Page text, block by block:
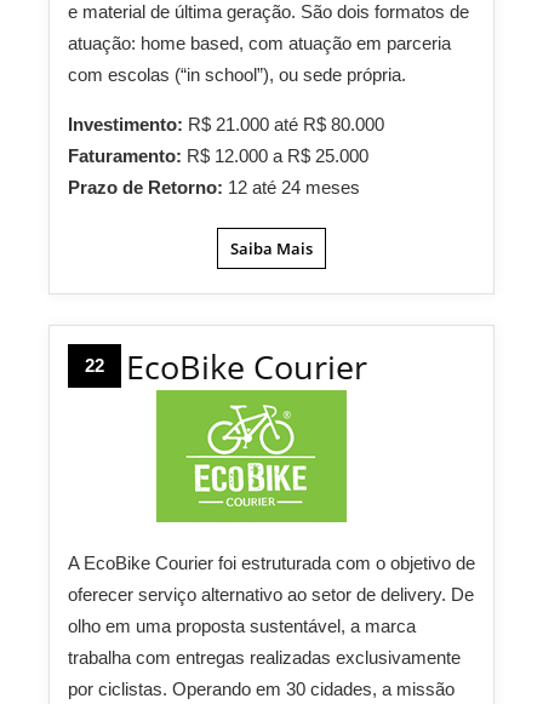
e material de última geração. São dois formatos de
atuação: home based, com atuação em parceria
com escolas (“in school”), ou sede própria.
Investimento: R$ 21.000 até R$ 80.000
Faturamento: R$ 12.000 a R$ 25.000
Prazo de Retorno: 12 até 24 meses
Saiba Mais
22 EcoBike Courier
A EcoBike Courier foi estruturada com o objetivo de
oferecer serviço alternativo ao setor de delivery. De
olho em uma proposta sustentável, a marca
trabalha com entregas realizadas exclusivamente
por ciclistas. Operando em 30 cidades, a missão